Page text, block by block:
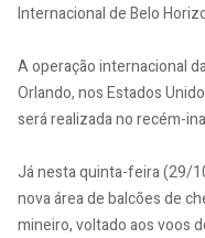
Internacional de Belo
A operação internacional
Orlando, nos Estados
será realizada no recém-
Já nesta quinta-feira (29/
nova área de balcões de
mineiro, voltado aos voos